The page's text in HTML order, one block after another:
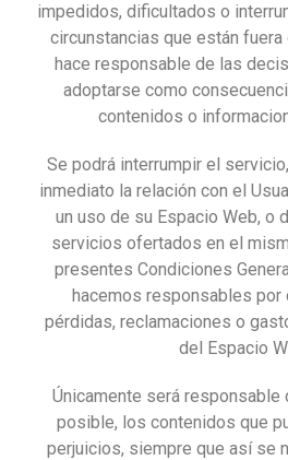
impedidos, dificultados o
circunstancias que están
hace responsable de las
adoptarse como
contenidos o
Se podrá interrumpir el
inmediato la relación con el
un uso de su Espacio Web, o
servicios ofertados en el
presentes Condiciones
hacemos responsables por
pérdidas, reclamaciones o
del Espacio
Únicamente será responsable
posible, los contenidos que
perjuicios, siempre que así se